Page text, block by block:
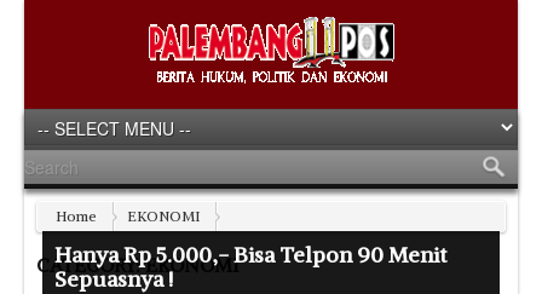
Home EKONOMI
CATEGORY: EKONOMI
Hanya Rp 5.000,- Bisa Telpon 90 Menit
Sepuasnya !